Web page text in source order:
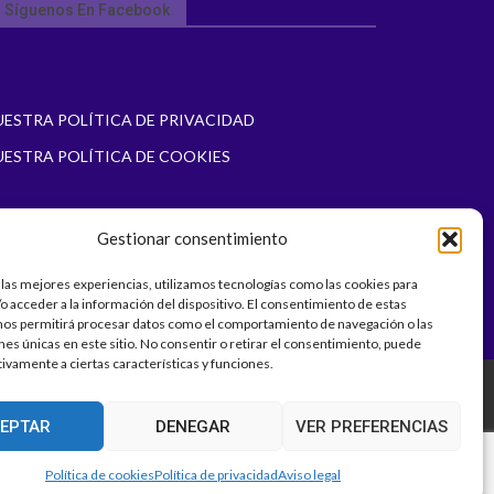
Gestionar consentimiento
mejores experiencias, utilizamos tecnologías como las cookies para
acceder a la información del dispositivo. El consentimiento de estas
permitirá procesar datos como el comportamiento de navegación o las
únicas en este sitio. No consentir o retirar el consentimiento, puede
a ciertas características y funciones.
DENEGAR VER PREFERENCIAS
Política de cookiesPolítica de privacidadAviso legal
Síguenos En Facebook
POLÍTICA DE PRIVACIDAD
POLÍTICA DE COOKIES